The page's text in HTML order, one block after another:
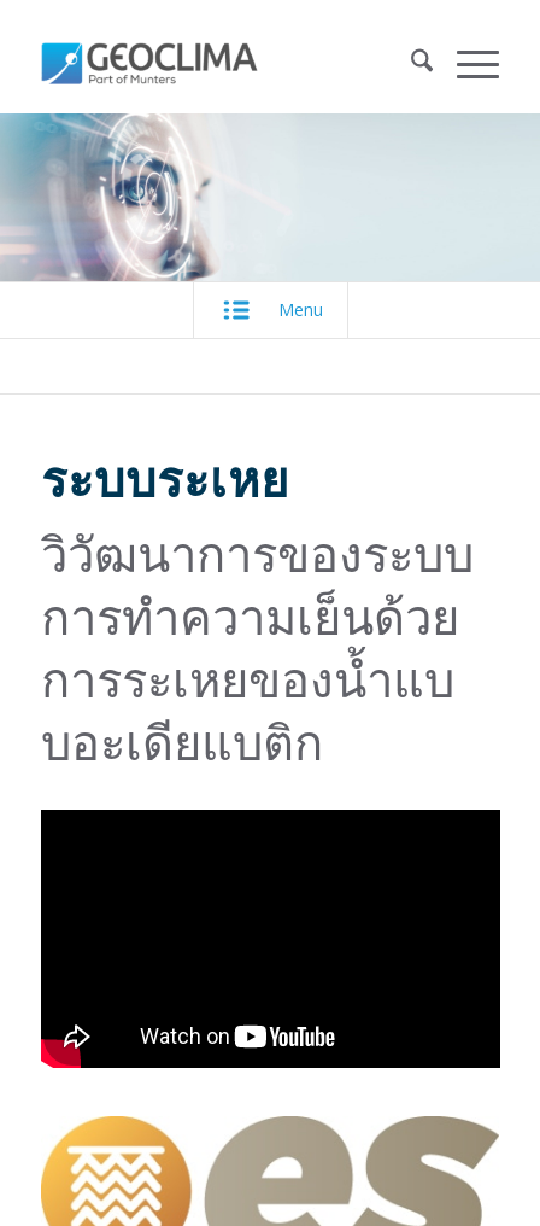
Menu
ระบบระเหย
วิวัฒนาการของระบบ
การทำความเย็นด้วย
การระเหยของน้ำแบ
บอะเดียแบติก